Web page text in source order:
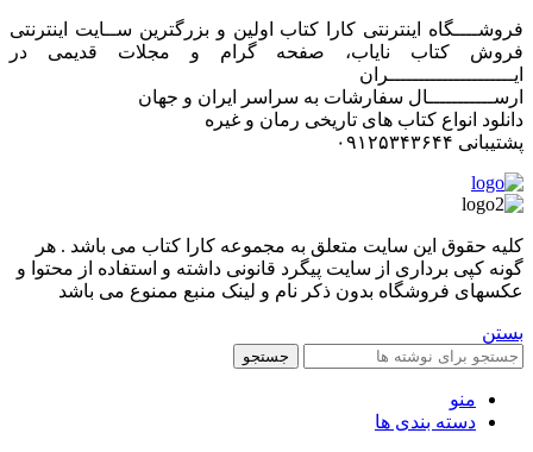
فروشــــگاه اینترنتی کارا کتاب اولین و بزرگترین ســایت اینترنتی
فروش کتاب نایاب، صفحه گرام و مجلات قدیمی در
ایـــــــــــــــــــــران
ارســـــــــــال سفارشات به سراسر ایران و جهان
دانلود انواع کتاب های تاریخی رمان و غیره
پشتیبانی ۰۹۱۲۵۳۴۳۶۴۴
کليه حقوق اين سايت متعلق به مجموعه کارا کتاب می باشد . هر
گونه کپی برداری از سایت پیگرد قانونی داشته و استفاده از محتوا و
عکسهای فروشگاه بدون ذکر نام و لینک منبع ممنوع می باشد
بستن
جستجو
منو
دسته بندی ها